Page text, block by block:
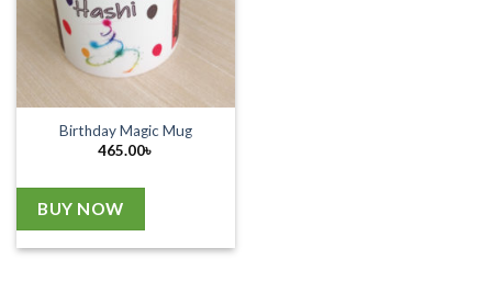
Birthday Magic Mug
465.00৳
BUY NOW